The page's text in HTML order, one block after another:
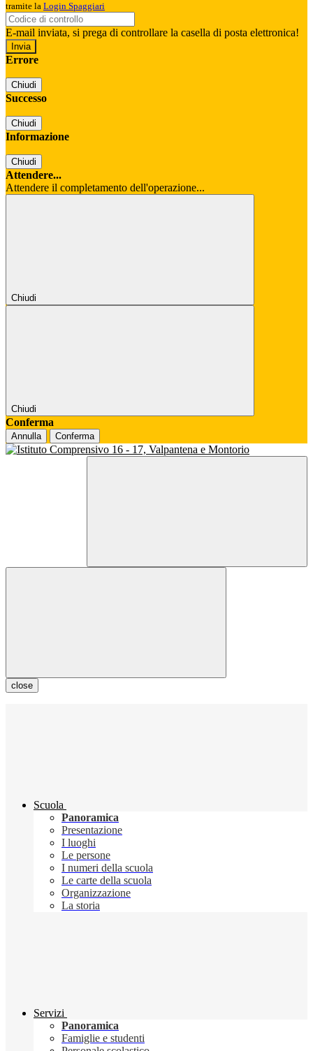
tramite la Login Spaggiari
E-mail inviata, si prega di controllare la casella di posta elettronica!
Errore
Chiudi
Successo
Chiudi
Informazione
Chiudi
Attendere...
Attendere il completamento dell'operazione...
Chiudi
Chiudi
Conferma
Annulla Conferma
close
Scuola
Panoramica
Presentazione
I luoghi
Le persone
I numeri della scuola
Le carte della scuola
Organizzazione
La storia
Servizi
Panoramica
Famiglie e studenti